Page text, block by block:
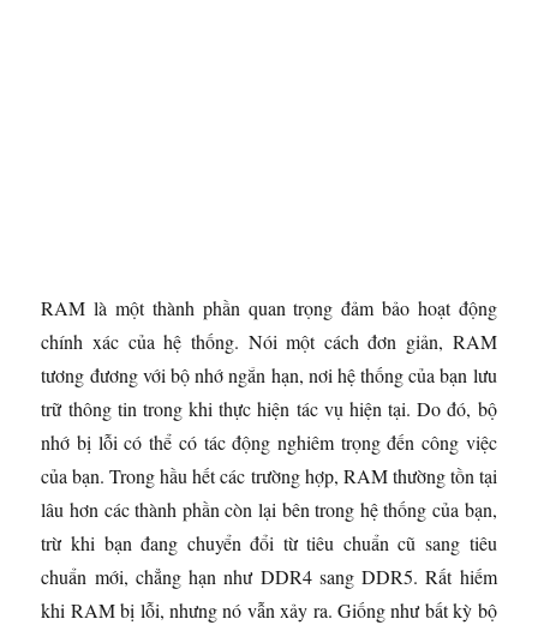
RAM là một thành phần quan trọng đảm bảo hoạt động
chính xác của hệ thống. Nói một cách đơn giản, RAM
tương đương với bộ nhớ ngắn hạn, nơi hệ thống của bạn lưu
trữ thông tin trong khi thực hiện tác vụ hiện tại. Do đó, bộ
nhớ bị lỗi có thể có tác động nghiêm trọng đến công việc
của bạn. Trong hầu hết các trường hợp, RAM thường tồn tại
lâu hơn các thành phần còn lại bên trong hệ thống của bạn,
trừ khi bạn đang chuyển đổi từ tiêu chuẩn cũ sang tiêu
chuẩn mới, chẳng hạn như DDR4 sang DDR5. Rất hiếm
khi RAM bị lỗi, nhưng nó vẫn xảy ra. Giống như bất kỳ bộ